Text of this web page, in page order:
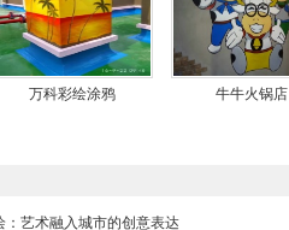
万科彩绘涂鸦 牛牛火锅店
：艺术融入城市的创意表达